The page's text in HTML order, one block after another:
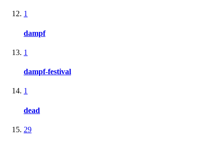
1
dampf
1
dampf-festival
1
dead
29